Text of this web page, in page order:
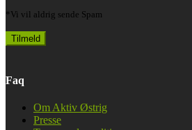
*Vi vil aldrig sende Spam
Faq
Om Aktiv Østrig
Presse